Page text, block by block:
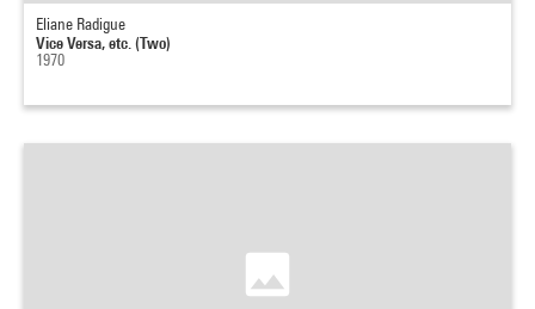
Eliane Radigue
Vice Versa, etc. (Two)
1970